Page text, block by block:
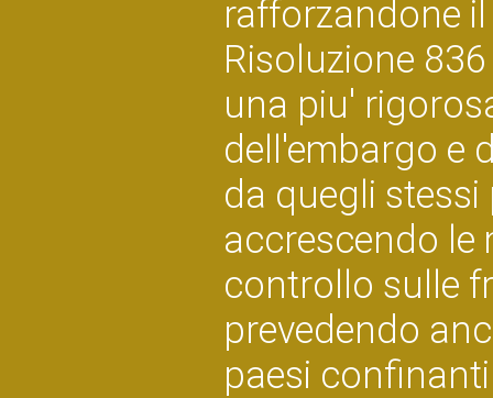
rafforzandone
Risoluzione
una piu'
dell'embargo e
da quegli stessi
accrescendo le
controllo sulle
prevedendo
paesi